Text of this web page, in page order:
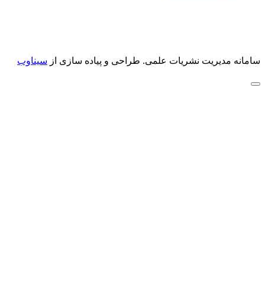
سامانه مدیریت نشریات علمی. طراحی و پیاده سازی از سیناوب